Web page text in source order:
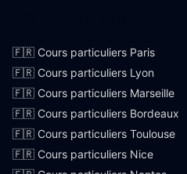
🇫🇷 Cours particuliers Paris
🇫🇷 Cours particuliers Lyon
🇫🇷 Cours particuliers Marseille
🇫🇷 Cours particuliers Bordeaux
🇫🇷 Cours particuliers Toulouse
🇫🇷 Cours particuliers Nice